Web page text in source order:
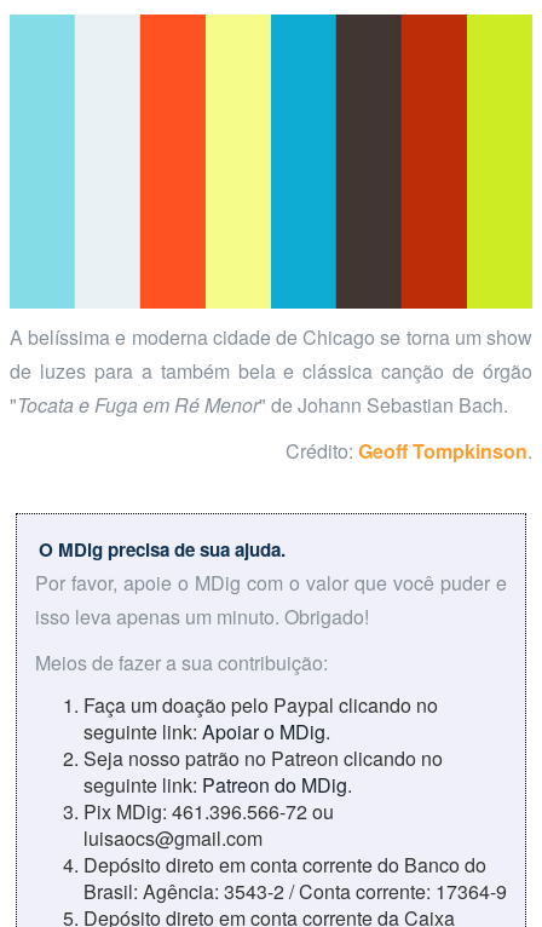
A belíssima e moderna cidade de Chicago se torna um show
de luzes para a também bela e clássica canção de órgão
"Tocata e Fuga em Ré Menor" de Johann Sebastian Bach.
Crédito: Geoff Tompkinson.
O MDig precisa de sua ajuda.
Por favor, apoie o MDig com o valor que você puder e
isso leva apenas um minuto. Obrigado!
Meios de fazer a sua contribuição:
Faça um doação pelo Paypal clicando no
seguinte link: Apoiar o MDig.
Seja nosso patrão no Patreon clicando no
seguinte link: Patreon do MDig.
Pix MDig: 461.396.566-72 ou
luisaocs@gmail.com
Depósito direto em conta corrente do Banco do
Brasil: Agência: 3543-2 / Conta corrente: 17364-9
Depósito direto em conta corrente da Caixa